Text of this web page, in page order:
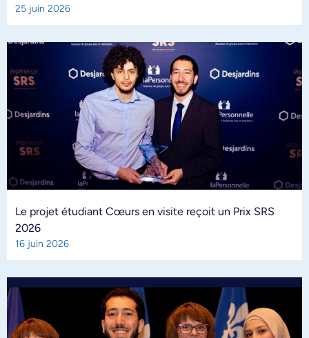
25 juin 2026
Le projet étudiant Cœurs en visite reçoit un Prix SRS
2026
16 juin 2026